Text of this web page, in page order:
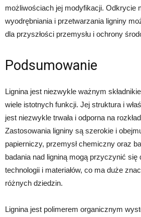
możliwościach jej modyfikacji. Odkrycie
wyodrębniania i przetwarzania ligniny
dla przyszłości przemysłu i ochrony
Podsumowanie
Lignina jest niezwykle ważnym
wiele istotnych funkcji. Jej struktura i
jest niezwykle trwała i odporna na
Zastosowania ligniny są szerokie i
papierniczy, przemysł chemiczny oraz
badania nad ligniną mogą przyczynić się
technologii i materiałów, co ma duże
różnych dziedzin.
Lignina jest polimerem organicznym